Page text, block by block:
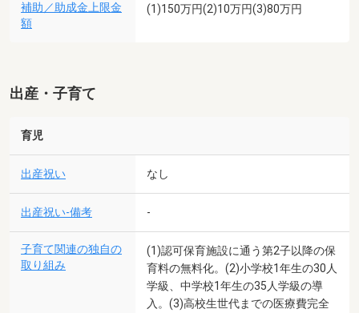
補助／助成金上限金
額
(1)150万円(2)10万円(3)80万円
出産・子育て
育児
出産祝い なし
出産祝い-備考 -
子育て関連の独自の
取り組み
(1)認可保育施設に通う第2子以降の保
育料の無料化。(2)小学校1年生の30人
学級、中学校1年生の35人学級の導
入。(3)高校生世代までの医療費完全